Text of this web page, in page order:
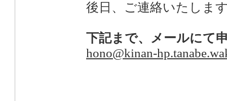
後日、ご連絡いたしま
下記まで、メールにて
hono@kinan-